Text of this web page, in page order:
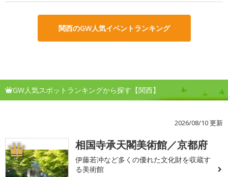
関西のGW人気イベントランキング
GW人気スポットランキングから探す【関西】
2026/08/10 更新
1 相国寺承天閣美術館／京都府
伊藤若冲など多くの優れた文化財を収蔵す
る美術館